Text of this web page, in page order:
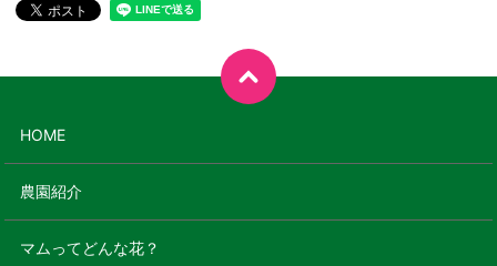
HOME
農園紹介
マムってどんな花？